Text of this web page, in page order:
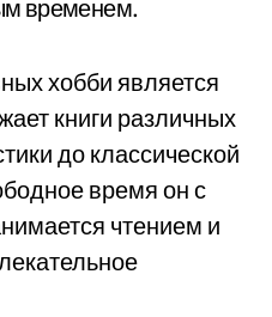
временем.
хобби является
книги различных
до классической
время он с
чтением и